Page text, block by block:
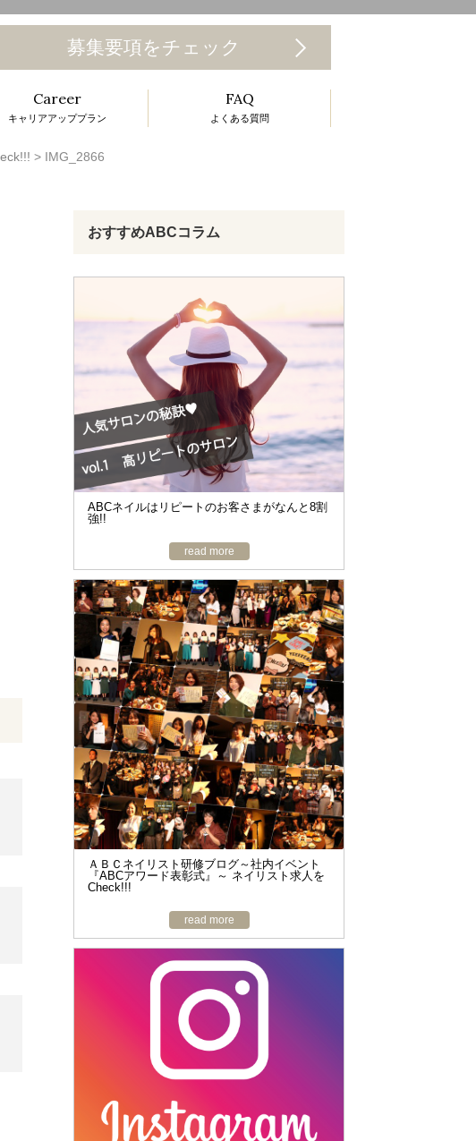
T
o
g
g
l
o
n
募集要項をチェック
Career
キャリアアッププラン
FAQ
よくある質問
> IMG_2866
おすすめABCコラム
ABCネイルはリピートのお客さまがなんと8割
強!!
read more
ＡＢＣネイリスト研修ブログ～社内イベント
『ABCアワード表彰式』～ ネイリスト求人を
Check!!!
read more